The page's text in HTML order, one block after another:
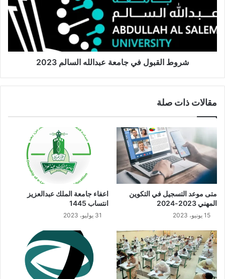
شروط القبول في جامعة عبدالله السالم 2023
مقالات ذات صلة
متى موعد التسجيل في التكوين
المهني 2023-2024
15 يونيو، 2023
اعفاء جامعة الملك عبدالعزيز
انتساب 1445
31 يوليو، 2023